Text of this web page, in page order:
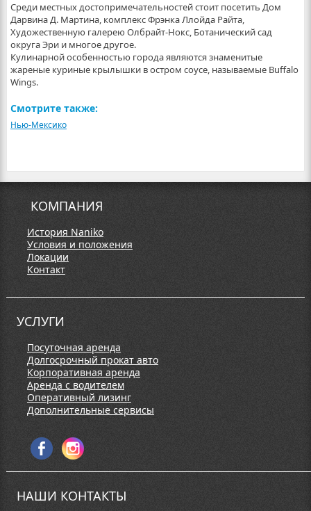
Среди местных достопримечательностей стоит посетить Дом
Дарвина Д. Мартина, комплекс Фрэнка Ллойда Райта,
Художественную галерею Олбрайт-Нокс, Ботанический сад
округа Эри и многое другое.
Кулинарной особенностью города являются знаменитые
жареные куриные крылышки в остром соусе, называемые Buffalo
Wings.
Смотрите также:
Нью-Мексико
КОМПАНИЯ
История Naniko
Условия и положения
Локации
Контакт
УСЛУГИ
Посуточная аренда
Долгосрочный прокат авто
Корпоративная аренда
Аренда с водителем
Оперативный лизинг
Дополнительные сервисы
НАШИ КОНТАКТЫ